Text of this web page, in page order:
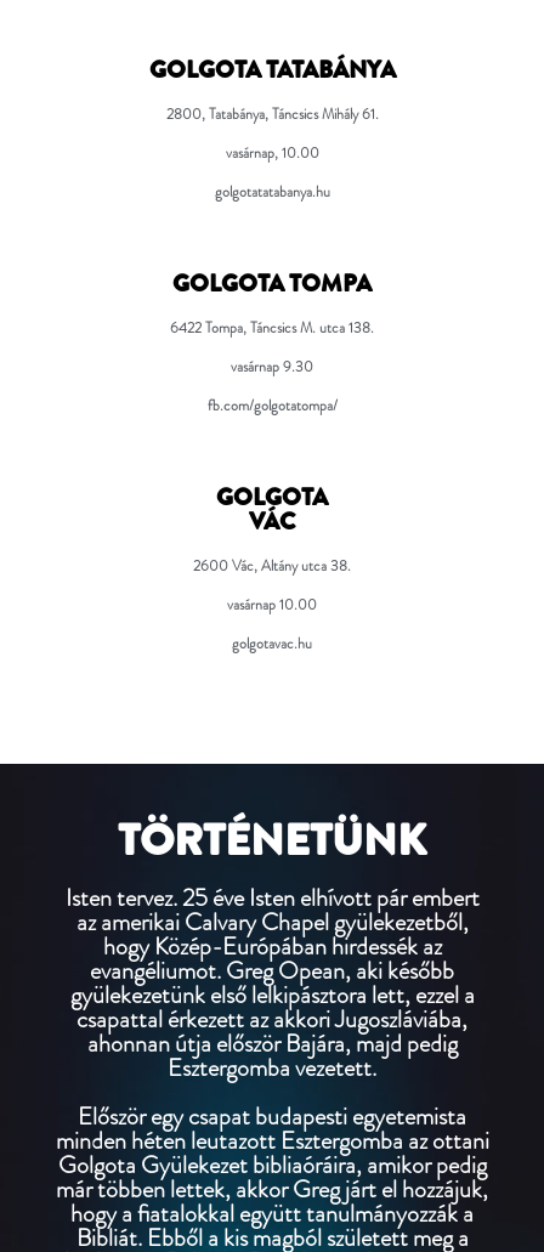
GOLGOTA TATABÁNYA
2800, Tatabánya, Táncsics Mihály 61.
vasárnap, 10.00
golgotatatabanya.hu
GOLGOTA TOMPA
6422 Tompa, Táncsics M. utca 138.
vasárnap 9.30
fb.com/golgotatompa/
GOLGOTA
VÁC
2600 Vác, Altány utca 38.
vasárnap 10.00
golgotavac.hu
TÖRTÉNETÜNK
Isten tervez. 25 éve Isten elhívott pár embert
az amerikai Calvary Chapel gyülekezetből,
hogy Közép-Európában hirdessék az
evangéliumot. Greg Opean, aki később
gyülekezetünk első lelkipásztora lett, ezzel a
csapattal érkezett az akkori Jugoszláviába,
ahonnan útja először Bajára, majd pedig
Esztergomba vezetett.
Először egy csapat budapesti egyetemista
minden héten leutazott Esztergomba az ottani
Golgota Gyülekezet bibliaóráira, amikor pedig
már többen lettek, akkor Greg járt el hozzájuk,
hogy a fiatalokkal együtt tanulmányozzák a
Bibliát. Ebből a kis magból született meg a